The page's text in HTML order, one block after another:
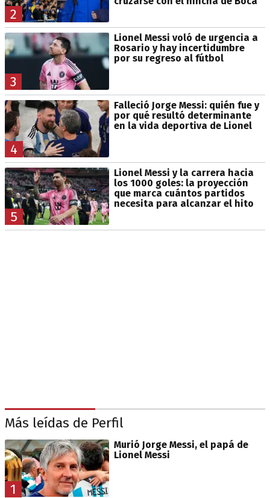
2
3
Lionel Messi voló de urgencia a
Rosario y hay incertidumbre
por su regreso al fútbol
4
Falleció Jorge Messi: quién fue y
por qué resultó determinante
en la vida deportiva de Lionel
5
Lionel Messi y la carrera hacia
los 1000 goles: la proyección
que marca cuántos partidos
necesita para alcanzar el hito
Más leídas de Perfil
1
Murió Jorge Messi, el papá de
Lionel Messi